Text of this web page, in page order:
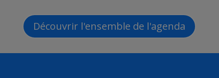
Découvrir l'ensemble de l'agenda